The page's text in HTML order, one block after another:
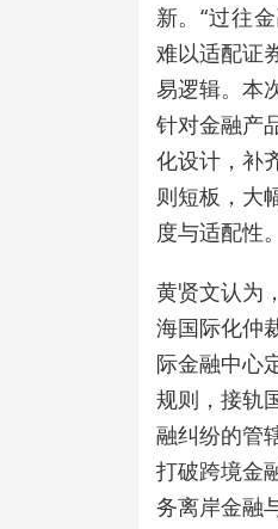
新。“过往
难以适配证
易逻辑。本
针对金融产
化设计，补
则短板，大
度与适配性
黄贤文认为
海国际化仲
际金融中心
规则，接轨
融纠纷的管
打破跨境金
务离岸金融